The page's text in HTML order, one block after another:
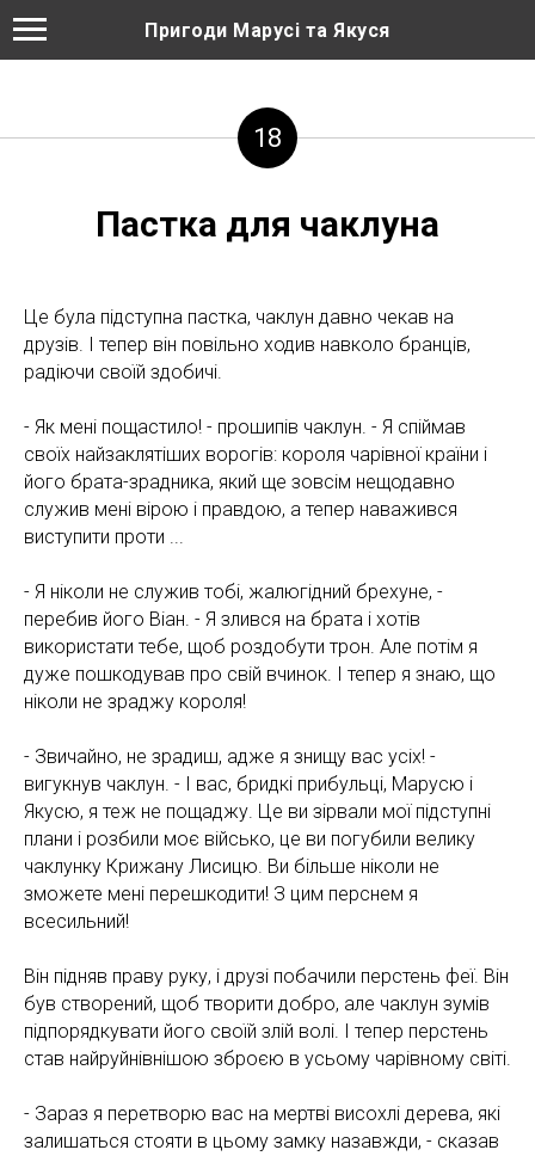
Пригоди Марусі та Якуся
18
Пастка для чаклуна
Це була підступна пастка, чаклун давно чекав на
друзів. І тепер він повільно ходив навколо бранців,
радіючи своїй здобичі.
- Як мені пощастило! - прошипів чаклун. - Я спіймав
своїх найзаклятіших ворогів: короля чарівної країни і
його брата-зрадника, який ще зовсім нещодавно
служив мені вірою і правдою, а тепер наважився
виступити проти ...
- Я ніколи не служив тобі, жалюгідний брехуне, -
перебив його Віан. - Я злився на брата і хотів
використати тебе, щоб роздобути трон. Але потім я
дуже пошкодував про свій вчинок. І тепер я знаю, що
ніколи не зраджу короля!
- Звичайно, не зрадиш, адже я знищу вас усіх! -
вигукнув чаклун. - І вас, бридкі прибульці, Марусю і
Якусю, я теж не пощаджу. Це ви зірвали мої підступні
плани і розбили моє військо, це ви погубили велику
чаклунку Крижану Лисицю. Ви більше ніколи не
зможете мені перешкодити! З цим перснем я
всесильний!
Він підняв праву руку, і друзі побачили перстень феї. Він
був створений, щоб творити добро, але чаклун зумів
підпорядкувати його своїй злій волі. І тепер перстень
став найруйнівнішою зброєю в усьому чарівному світі.
- Зараз я перетворю вас на мертві висохлі дерева, які
залишаться стояти в цьому замку назавжди, - сказав